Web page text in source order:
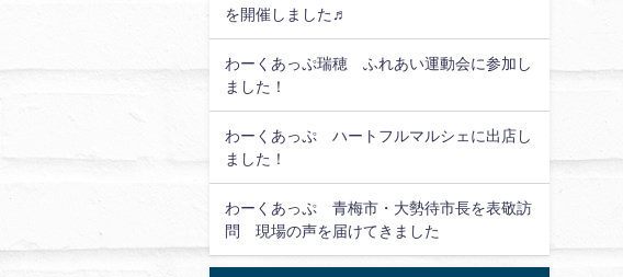
を開催しました♬
わーくあっぷ瑞穂 ふれあい運動会に参加し
ました！
わーくあっぷ ハートフルマルシェに出店し
ました！
わーくあっぷ 青梅市・大勢待市長を表敬訪
問 現場の声を届けてきました